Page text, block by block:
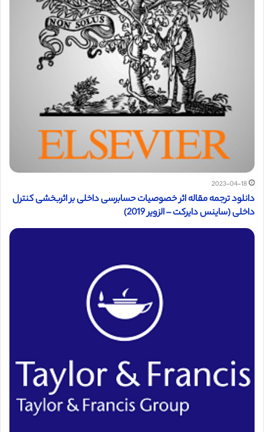
2023-04-18
دانلود ترجمه مقاله اثر خصوصیات حسابرسی داخلی بر اثربخشی کنترل
داخلی (ساینس دایرکت – الزویر 2019)